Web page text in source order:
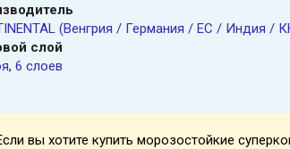
(Венгрия / Германия / ЕС / Индия /
слой
, 6 слоев
вы хотите купить морозостойкие